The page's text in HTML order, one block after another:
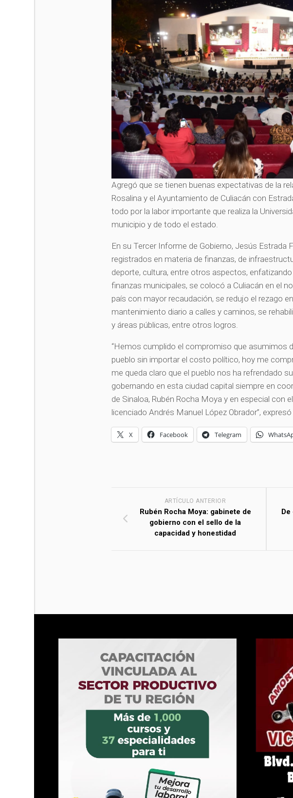
Agregó que se tienen buenas expectativas de la
Rosalina y el Ayuntamiento de Culiacán con
todo por la labor importante que realiza la
municipio y de todo el estado.
En su Tercer Informe de Gobierno, Jesús Estrada
registrados en materia de finanzas, de
deporte, cultura, entre otros aspectos,
finanzas municipales, se colocó a Culiacán en el
país con mayor recaudación, se redujo el rezago
mantenimiento diario a calles y caminos, se
y áreas públicas, entre otros logros.
“Hemos cumplido el compromiso que asumimos
pueblo sin importar el costo político, hoy me
me queda claro que el pueblo nos ha refrendado
gobernando en esta ciudad capital siempre en
de Sinaloa, Rubén Rocha Moya y en especial con
licenciado Andrés Manuel López Obrador”, expresó
X Facebook Telegram
ARTÍCULO ANTERIOR
Rubén Rocha Moya: gabinete de
gobierno con el sello de la
capacidad y honestidad